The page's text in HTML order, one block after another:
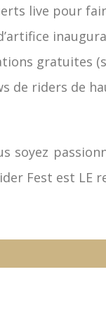
live pour
gratuites
de riders de
soyez
Fest est LE